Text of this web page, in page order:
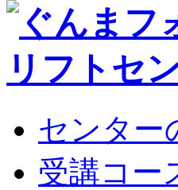
センター
受講コー